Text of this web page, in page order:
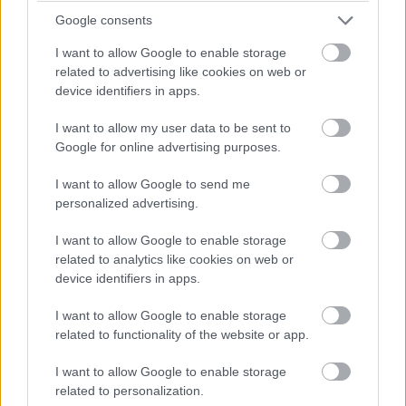
Google consents
I want to allow Google to enable storage
related to advertising like cookies on web or
device identifiers in apps.
I want to allow my user data to be sent to
Google for online advertising purposes.
I want to allow Google to send me
personalized advertising.
I want to allow Google to enable storage
related to analytics like cookies on web or
device identifiers in apps.
I want to allow Google to enable storage
related to functionality of the website or app.
I want to allow Google to enable storage
related to personalization.
A járványhelyzet dacára kifejezetten nagyot ment
Herendi Gábor filmje, a Szabó Győző színművész
leggyötrelmesebb drogos időszakát feldolgozó
Toxikoma, méghozzá olyannyira, hogy a 2020-2021-es
évek legnézettebb magyar filmje is lett. Az alkotás a
napokban fizikai hordozókon is megjelent, tehát aki
szerette Herendi filmjét, annak már csak a bónusz
tartalmak miatt is érdemes elgondolkodnia a
bezsákolásán.
A Toxikoma a Szabó Győző által írt, rendkívül személyes
azonos című könyv alapján készült, melyben a színész
életének egy sorsfordító időszakáról mesélt. A könyv és